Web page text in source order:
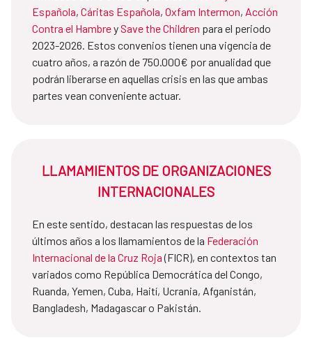
Española, Cáritas Española, Oxfam Intermon, Acción
Contra el HambreySave the Children para el periodo
2023-2026. Estos convenios tienen una vigencia de
cuatro años, a razón de 750.000€ por anualidad que
podrán liberarse en aquellas crisis en las que ambas
partes vean conveniente actuar.
LLAMAMIENTOS DE ORGANIZACIONES
INTERNACIONALES
En este sentido, destacan las respuestas de los
últimos años a los llamamientos de la Federación
Internacional de la Cruz Roja(FICR), en contextos tan
variados como República Democrática del Congo,
Ruanda, Yemen, Cuba, Haití, Ucrania, Afganistán,
Bangladesh, Madagascar o Pakistán.